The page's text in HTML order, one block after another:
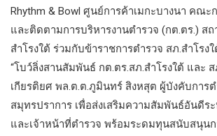
Rhythm & Bowl ศูนย์การค้าเมกะบางนา คณะ
และติดตามการบริหารงานตำรวจ (กต.ตร.) ส
สำโรงใต้ ร่วมกับข้าราชการตำรวจ สภ.สำโรง
“โบว์ลิ่งสานสัมพันธ์ กต.ตร.สภ.สำโรงใต้ และ ส
เกียรติยศ พล.ต.ต.ภูมินทร์ สิงหสุต ผู้บังคับการ
สมุทรปราการ เพื่อส่งเสริมความสัมพันธ์อันดีร
และเจ้าหน้าที่ตำรวจ พร้อมระดมทุนสนับสนุน